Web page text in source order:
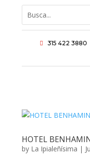
 315 422 3880
HOTEL
by La Ipialeñísima |